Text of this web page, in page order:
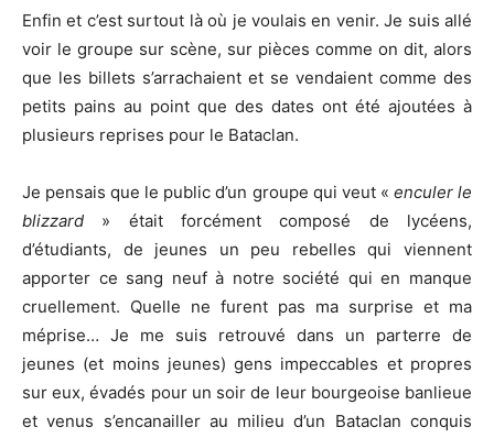
Enfin et c’est surtout là où je voulais en venir. Je suis allé
voir le groupe sur scène, sur pièces comme on dit, alors
que les billets s’arrachaient et se vendaient comme des
petits pains au point que des dates ont été ajoutées à
plusieurs reprises pour le Bataclan.
Je pensais que le public d’un groupe qui veut « enculer le
blizzard » était forcément composé de lycéens,
d’étudiants, de jeunes un peu rebelles qui viennent
apporter ce sang neuf à notre société qui en manque
cruellement. Quelle ne furent pas ma surprise et ma
méprise… Je me suis retrouvé dans un parterre de
jeunes (et moins jeunes) gens impeccables et propres
sur eux, évadés pour un soir de leur bourgeoise banlieue
et venus s’encanailler au milieu d’un Bataclan conquis